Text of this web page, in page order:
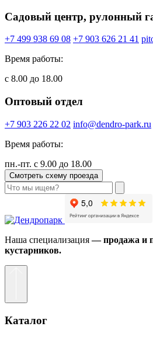
Садовый центр, рулонный
+7 499 938 69 08 +7 903 626 21 41
Время работы:
с 8.00 до 18.00
Оптовый отдел
+7 903 226 22 02 info@dendro-park.ru
Время работы:
пн.-пт. с 9.00 до 18.00
Смотреть схему проезда
Наша специализация— продажа и
кустарников.
Каталог